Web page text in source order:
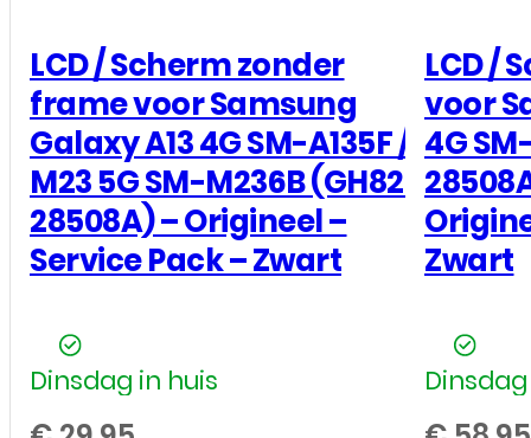
LCD / Scherm zonder
frame voor Samsung
Galaxy A13 4G SM-A135F /
M23 5G SM-M236B (GH82-
28508A) – Origineel –
Service Pack – Zwart
Dinsdag in huis
LCD /
voor
4G
Zwart